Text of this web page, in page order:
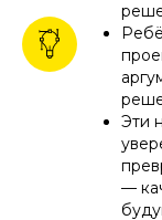
Эти
—